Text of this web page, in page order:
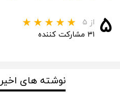
۵ از ۵
۳۱ مشارکت کننده
نوشته های اخیر